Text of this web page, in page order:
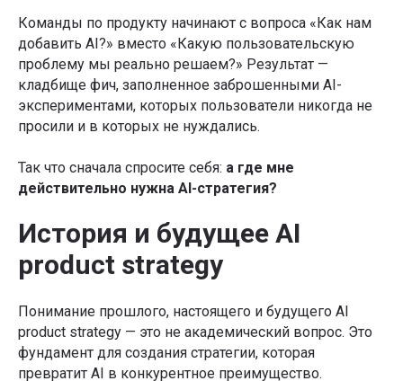
Команды по продукту начинают с вопроса «Как нам
добавить AI?» вместо «Какую пользовательскую
проблему мы реально решаем?» Результат —
кладбище фич, заполненное заброшенными AI-
экспериментами, которых пользователи никогда не
просили и в которых не нуждались.
Так что сначала спросите себя: а где мне
действительно нужна AI-стратегия?
История и будущее AI
product strategy
Понимание прошлого, настоящего и будущего AI
product strategy — это не академический вопрос. Это
фундамент для создания стратегии, которая
превратит AI в конкурентное преимущество.